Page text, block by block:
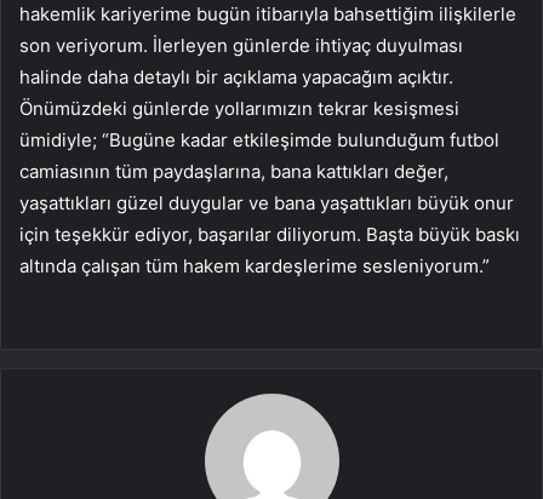
hakemlik kariyerime bugün itibarıyla bahsettiğim ilişkilerle
son veriyorum. İlerleyen günlerde ihtiyaç duyulması
halinde daha detaylı bir açıklama yapacağım açıktır.
Önümüzdeki günlerde yollarımızın tekrar kesişmesi
ümidiyle; “Bugüne kadar etkileşimde bulunduğum futbol
camiasının tüm paydaşlarına, bana kattıkları değer,
yaşattıkları güzel duygular ve bana yaşattıkları büyük onur
için teşekkür ediyor, başarılar diliyorum. Başta büyük baskı
altında çalışan tüm hakem kardeşlerime sesleniyorum.”